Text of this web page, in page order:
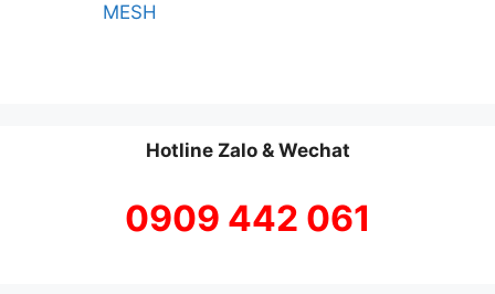
MESH
Hotline Zalo & Wechat
0909 442 061